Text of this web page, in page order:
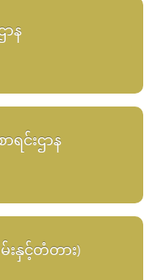
ာန
ရင်းဌာန
းနှင့်တံတား)